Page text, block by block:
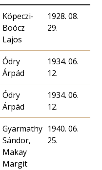
Köpeczi-
Boócz
Lajos
1928. 08.
29.
Ódry
Árpád
1934. 06.
12.
Ódry
Árpád
1934. 06.
12.
Gyarmathy
Sándor,
Makay
Margit
1940. 06.
25.